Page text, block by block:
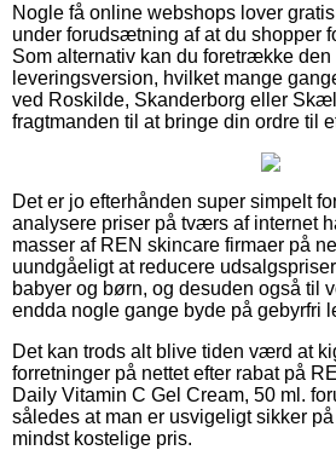
Nogle få online webshops lover
under forudsætning af at du shopper
Som alternativ kan du foretrække
leveringsversion, hvilket mange
ved Roskilde, Skanderborg eller
fragtmanden til at bringe din ordre til
Det er jo efterhånden super simpelt
analysere priser på tværs af internet
masser af REN skincare firmaer på
uundgåeligt at reducere
babyer og børn, og desuden også til
endda nogle gange byde på gebyrfri
Det kan trods alt blive tiden værd at
forretninger på nettet efter rabat på
Daily Vitamin C Gel Cream, 50 ml.
således at man er usvigeligt sikker
mindst kostelige pris.